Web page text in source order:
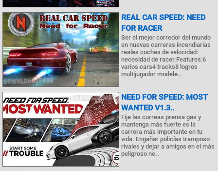
REAL CAR SPEED: NEED
FOR RACER
Ser el mejor corredor del mundo
en nuevas carreras incendiarias
reales coches de velocidad:
necesidad de racer.Features:6
varios cars4 tracks8 logros
multijugador modele..
NEED FOR SPEED: MOST
WANTED V1.3..
Fije las correas prensa gas y
mantenga más fuerte es la
carrera más importante en tu
vida. Engañar policías tramposo
rivales y dejar a amigos en el más
peligroso ne..